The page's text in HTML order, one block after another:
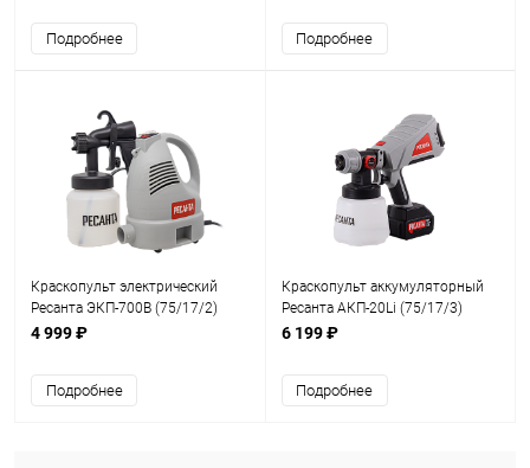
Подробнее Подробнее
Краскопульт электрический
Ресанта ЭКП-700В (75/17/2)
4 999 ₽
Подробнее
Краскопульт аккумуляторный
Ресанта АКП-20Li (75/17/3)
6 199 ₽
Подробнее